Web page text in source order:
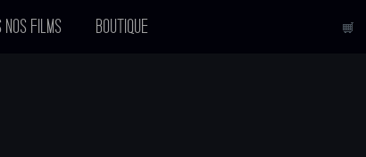
NOS FILMS BOUTIQUE